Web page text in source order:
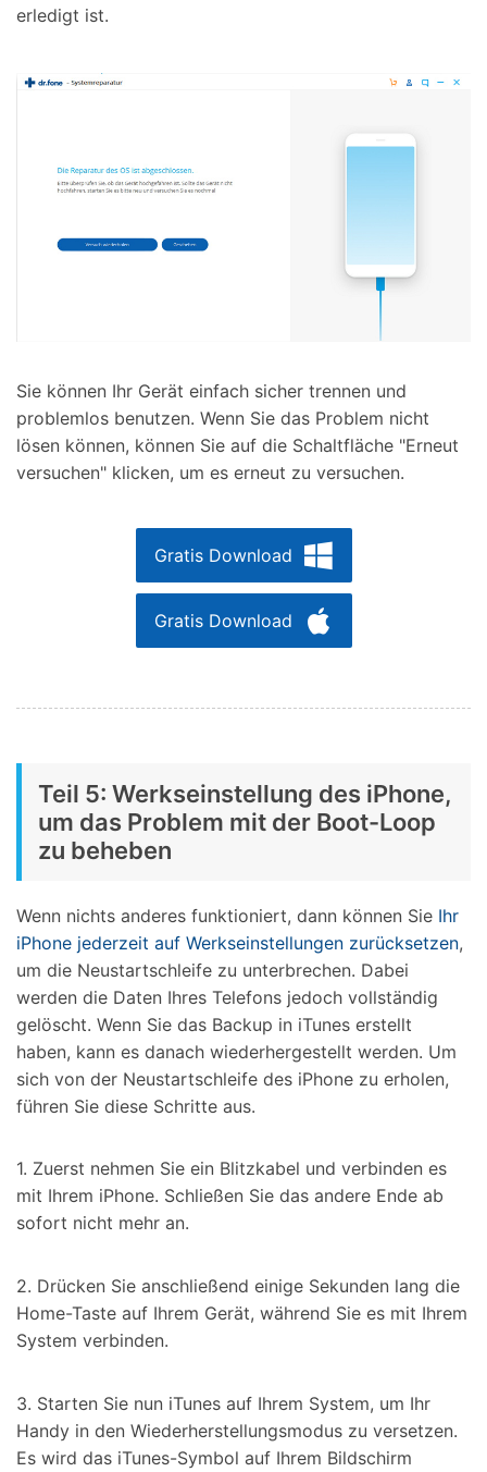
erledigt ist.
Sie können Ihr Gerät einfach sicher trennen und
problemlos benutzen. Wenn Sie das Problem nicht
lösen können, können Sie auf die Schaltfläche "Erneut
versuchen" klicken, um es erneut zu versuchen.
Gratis Download
Gratis Download
Teil 5: Werkseinstellung des iPhone,
um das Problem mit der Boot-Loop
zu beheben
Wenn nichts anderes funktioniert, dann können Sie Ihr
iPhone jederzeit auf Werkseinstellungen zurücksetzen,
um die Neustartschleife zu unterbrechen. Dabei
werden die Daten Ihres Telefons jedoch vollständig
gelöscht. Wenn Sie das Backup in iTunes erstellt
haben, kann es danach wiederhergestellt werden. Um
sich von der Neustartschleife des iPhone zu erholen,
führen Sie diese Schritte aus.
1. Zuerst nehmen Sie ein Blitzkabel und verbinden es
mit Ihrem iPhone. Schließen Sie das andere Ende ab
sofort nicht mehr an.
2. Drücken Sie anschließend einige Sekunden lang die
Home-Taste auf Ihrem Gerät, während Sie es mit Ihrem
System verbinden.
3. Starten Sie nun iTunes auf Ihrem System, um Ihr
Handy in den Wiederherstellungsmodus zu versetzen.
Es wird das iTunes-Symbol auf Ihrem Bildschirm